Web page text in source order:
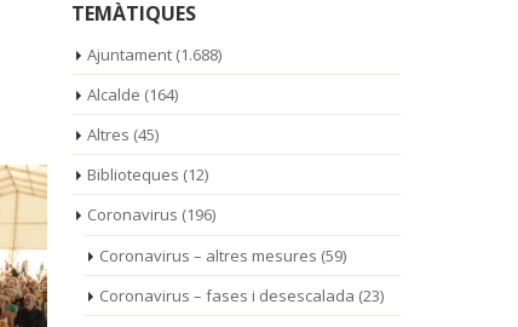
TEMÀTIQUES
Ajuntament(1.688)
Alcalde (164)
Altres (45)
Biblioteques (12)
Coronavirus (196)
Coronavirus – altres mesures (59)
Coronavirus – fases i desescalada (23)